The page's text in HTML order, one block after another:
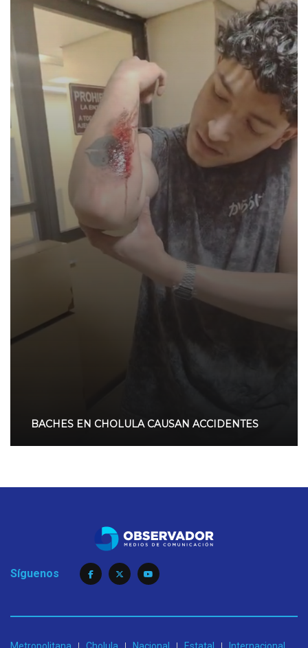
BACHES EN CHOLULA CAUSAN ACCIDENTES
Síguenos